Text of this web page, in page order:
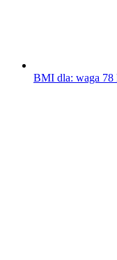
BMI dla: waga 78